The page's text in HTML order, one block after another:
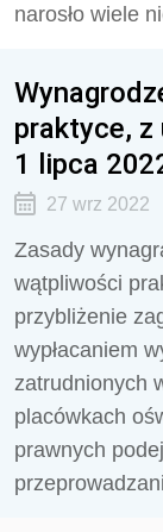
narosło wiele
praktyce, z
1 lipca
27 wrz 2022
Zasady
wątpliwości
przybliżenie
wypłacaniem
zatrudnionych
placówkach
prawnych